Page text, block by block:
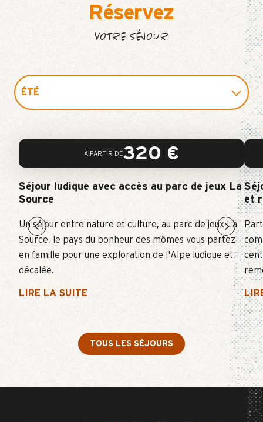
Réservez
VOTRE SÉJOUR
ÉTÉ
ÉVÉNEMENT
LUDIQUE ET CULTUREL
À PARTIR DE320 €
Séjour ludique avec accès au parc de jeux La
Source
Un séjour entre nature et culture, au parc de jeux La
Source, le pays du bonheur des mômes vous partez
en famille pour une exploration de l'Alpe ludique et
décalée.
LIRE LA SUITE
et
TOUS LES SÉJOURS